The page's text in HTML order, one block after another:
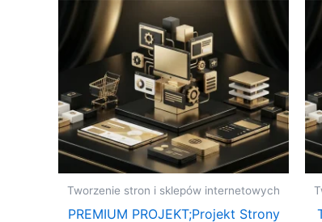
Tworzenie stron i sklepów internetowych
PREMIUM PROJEKT;Projekt Strony